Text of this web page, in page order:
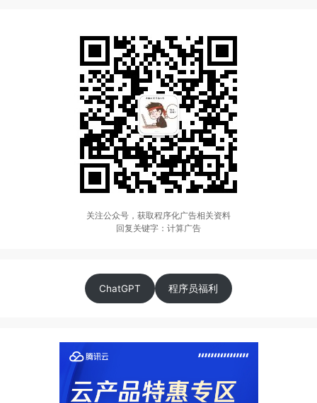
关注公众号，获取程序化广告相关资料
回复关键字：计算广告
ChatGPT 程序员福利